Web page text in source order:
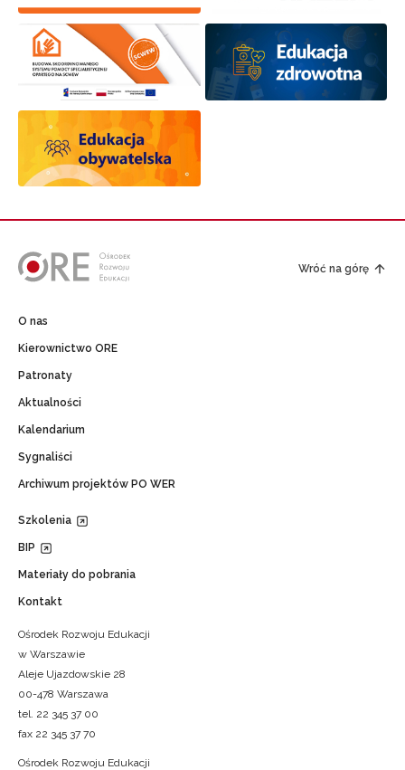
Wróć na górę
O nas
Kierownictwo ORE
Patronaty
Aktualności
Kalendarium
Sygnaliści
Archiwum projektów PO WER
Szkolenia
BIP
Materiały do pobrania
Kontakt
Ośrodek Rozwoju Edukacji
w Warszawie
Aleje Ujazdowskie 28
00-478 Warszawa
tel. 22 345 37 00
fax 22 345 37 70
Ośrodek Rozwoju Edukacji